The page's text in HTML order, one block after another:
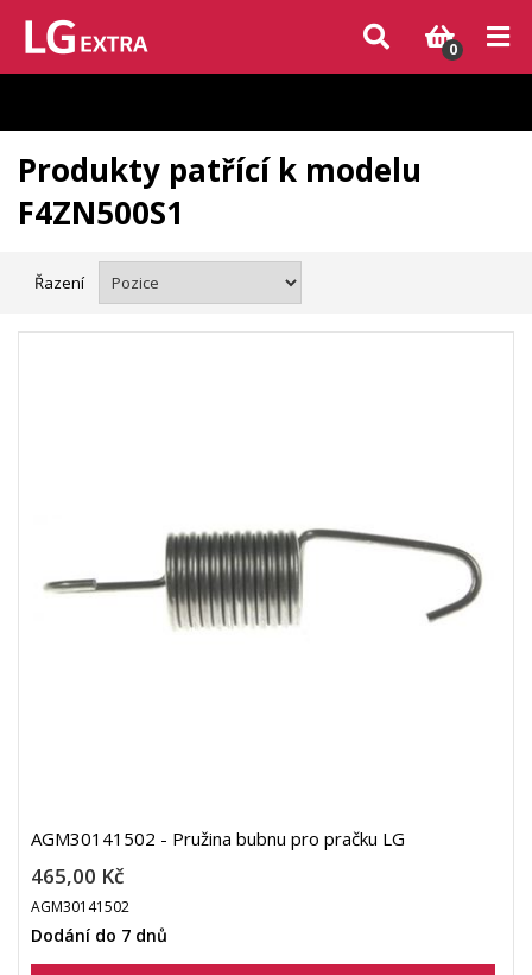
Vzhledem k aktuální situaci se může dodání dílů, které nejsou skladem,
zpozdit. Děkujeme za pochopení.
0
Produkty patřící k modelu
F4ZN500S1
Řazení
AGM30141502 - Pružina bubnu pro pračku LG
465,00 Kč
AGM30141502
Dodání do 7 dnů